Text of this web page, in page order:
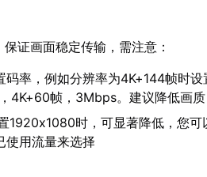
证画面稳定传输，需注意：
率，例如分辨率为4K+144帧时设
4K+60帧，3Mbps。建议降低画质
1920x1080时，可显著降低，您可
使用流量来选择